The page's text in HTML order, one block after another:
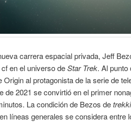
carrera espacial privada, Jeff
en el universo deStar Trek. Al punto
al protagonista de la serie de
de 2021 se convirtió en el primer
La condición de Bezos de
líneas generales se considera entre